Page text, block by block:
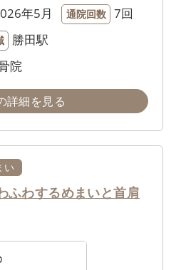
年5月 通院回数 7回
勝田駅
院
詳細を見る
い
ふわするめまいと首肩